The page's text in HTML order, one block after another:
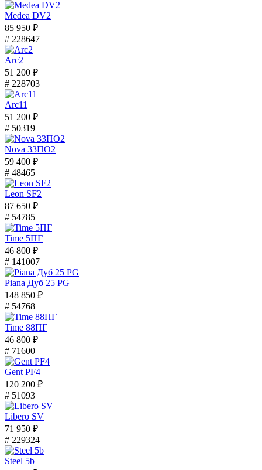
Medea DV2
85 950 ₽
# 228647
Arc2
51 200 ₽
# 228703
Arc11
51 200 ₽
# 50319
Nova 33ПО2
59 400 ₽
# 48465
Leon SF2
87 650 ₽
# 54785
Time 5ПГ
46 800 ₽
# 141007
Piana Дуб 25 PG
148 850 ₽
# 54768
Time 88ПГ
46 800 ₽
# 71600
Gent PF4
120 200 ₽
# 51093
Libero SV
71 950 ₽
# 229324
Steel 5b